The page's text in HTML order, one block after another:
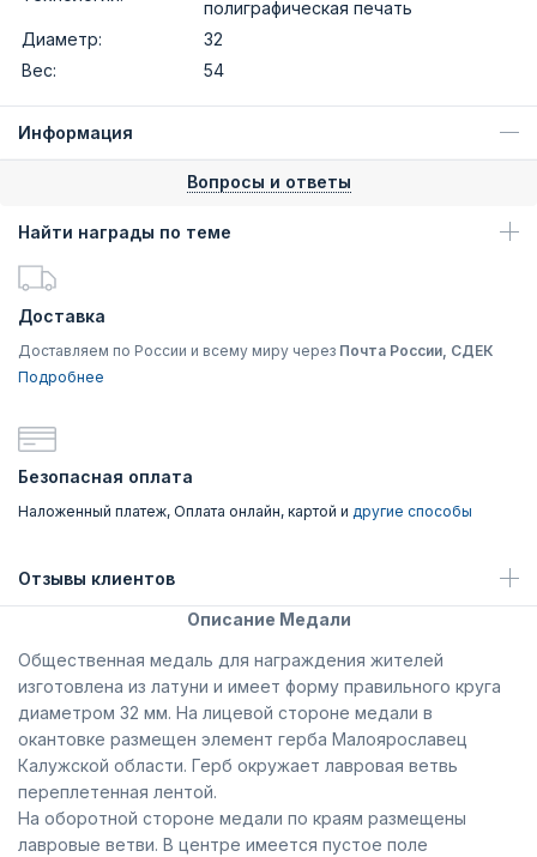
полиграфическая печать
Диаметр:
32
Вес:
54
Информация
Вопросы и ответы
Найти награды по теме
Доставка
Доставляем по России и всему миру через Почта России, СДЕК
Подробнее
Безопасная оплата
Наложенный платеж, Оплата онлайн, картой и другие способы
Отзывы клиентов
Описание Медали
Общественная медаль для награждения жителей
изготовлена из латуни и имеет форму правильного круга
диаметром 32 мм. На лицевой стороне медали в
окантовке размещен элемент герба Малоярославец
Калужской области. Герб окружает лавровая ветвь
переплетенная лентой.
На оборотной стороне медали по краям размещены
лавровые ветви. В центре имеется пустое поле